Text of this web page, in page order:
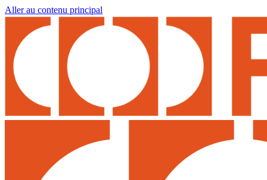
Aller au contenu principal